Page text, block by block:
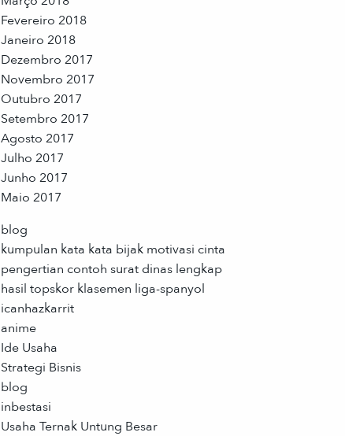
Fevereiro 2018
Janeiro 2018
Dezembro 2017
Novembro 2017
Outubro 2017
Setembro 2017
Agosto 2017
Julho 2017
Junho 2017
Maio 2017
blog
kumpulan kata kata bijak motivasi cinta
pengertian contoh surat dinas lengkap
hasil topskor klasemen liga-spanyol
icanhazkarrit
anime
Ide Usaha
Strategi Bisnis
blog
inbestasi
Usaha Ternak Untung Besar